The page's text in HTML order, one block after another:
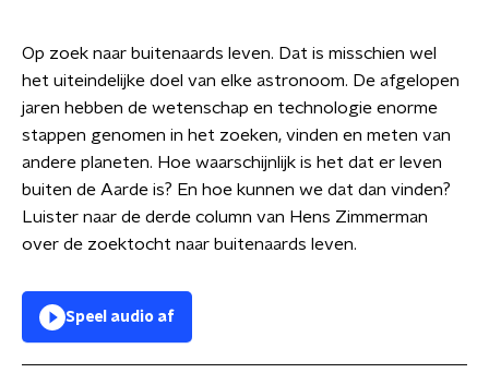
Op zoek naar buitenaards leven. Dat is misschien wel
het uiteindelijke doel van elke astronoom. De afgelopen
jaren hebben de wetenschap en technologie enorme
stappen genomen in het zoeken, vinden en meten van
andere planeten. Hoe waarschijnlijk is het dat er leven
buiten de Aarde is? En hoe kunnen we dat dan vinden?
Luister naar de derde column van Hens Zimmerman
over de zoektocht naar buitenaards leven.
Speel audio af